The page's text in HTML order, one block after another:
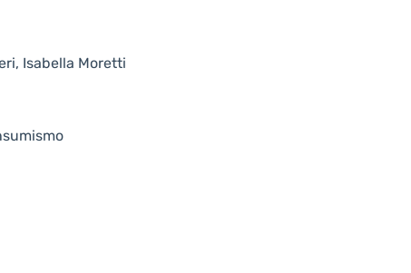
Isabella Moretti